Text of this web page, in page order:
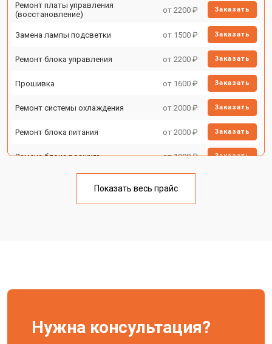
Ремонт платы управления
(восстановление)
от 2200 ₽ Заказать
Замена лампы подсветки от 1500 ₽ Заказать
Ремонт блока управления от 2200 ₽ Заказать
Прошивка от 1600 ₽ Заказать
Ремонт системы охлаждения от 2000 ₽ Заказать
Ремонт блока питания от 2000 ₽ Заказать
Замена блока розжига от 1900 ₽ Заказать
Показать весь прайс
Нужна консультация?